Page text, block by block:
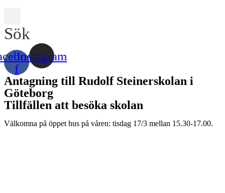
Sök
f
Instagram
Antagning till Rudolf Steinerskolan i
Göteborg
Tillfällen att besöka skolan
Välkomna på öppet hus på våren: tisdag 17/3 mellan 15.30-17.00.